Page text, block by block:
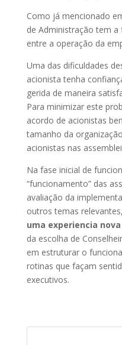
Como já mencionado
de Administração tem
entre a operação da
Uma das dificuldades
acionista tenha
gerida de maneira
Para minimizar este
acordo de acionistas
tamanho da
acionistas nas
Na fase inicial de
“funcionamento” das
avaliação da
outros temas
uma experiencia
da escolha de
em estruturar o
rotinas que façam
executivos.